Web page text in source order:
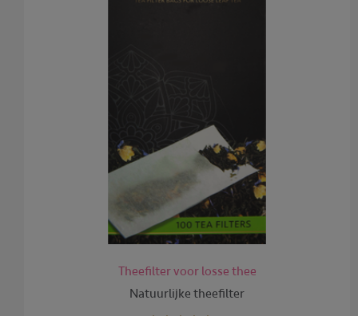
Theefilter voor losse thee
Natuurlijke theefilter